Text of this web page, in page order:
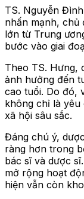
TS. Nguyễn
nhấn mạnh, chủ
lớn từ Trung
bước vào giai
Theo TS. Hưng,
ảnh hưởng đến
cao tuổi. Do đó,
không chỉ là
xã hội sâu sắc.
Đáng chú ý,
ràng hơn trong
bác sĩ và dược
mở rộng hoạt
hiện vẫn còn